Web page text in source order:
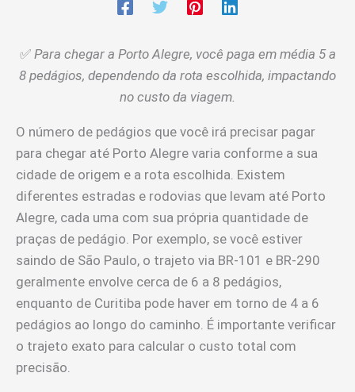
✅ Para chegar a Porto Alegre, você paga em média 5 a
8 pedágios, dependendo da rota escolhida, impactando
no custo da viagem.
O número de pedágios que você irá precisar pagar
para chegar até Porto Alegre varia conforme a sua
cidade de origem e a rota escolhida. Existem
diferentes estradas e rodovias que levam até Porto
Alegre, cada uma com sua própria quantidade de
praças de pedágio. Por exemplo, se você estiver
saindo de São Paulo, o trajeto via BR-101 e BR-290
geralmente envolve cerca de 6 a 8 pedágios,
enquanto de Curitiba pode haver em torno de 4 a 6
pedágios ao longo do caminho. É importante verificar
o trajeto exato para calcular o custo total com
precisão.